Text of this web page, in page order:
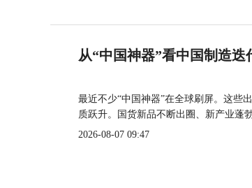
从“中国神器”看中国制造迭
最近不少“中国神器”在全球刷屏。这些
质跃升。国货新品不断出圈、新产业蓬
2026-08-07 09:47